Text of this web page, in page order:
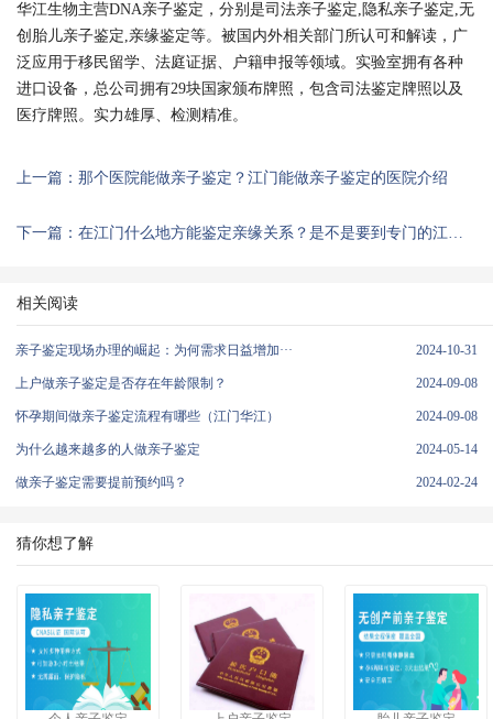
华江生物主营DNA亲子鉴定，分别是司法亲子鉴定,隐私亲子鉴定,无
创胎儿亲子鉴定,亲缘鉴定等。被国内外相关部门所认可和解读，广
泛应用于移民留学、法庭证据、户籍申报等领域。实验室拥有各种
进口设备，总公司拥有29块国家颁布牌照，包含司法鉴定牌照以及
医疗牌照。实力雄厚、检测精准。
上一篇：那个医院能做亲子鉴定？江门能做亲子鉴定的医院介绍
下一篇：在江门什么地方能鉴定亲缘关系？是不是要到专门的江门亲子鉴定中心
相关阅读
亲子鉴定现场办理的崛起：为何需求日益增加··· 2024-10-31
上户做亲子鉴定是否存在年龄限制？ 2024-09-08
怀孕期间做亲子鉴定流程有哪些（江门华江） 2024-09-08
为什么越来越多的人做亲子鉴定 2024-05-14
做亲子鉴定需要提前预约吗？ 2024-02-24
猜你想了解